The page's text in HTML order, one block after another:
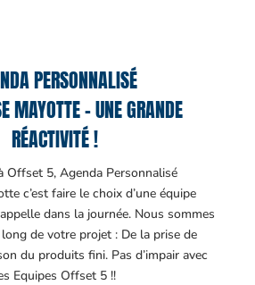
PERSONNALISÉ
MAYOTTE – UNE GRANDE
RÉACTIVITÉ !
Offset 5, Agenda Personnalisé
c’est faire le choix d’une équipe
dans la journée. Nous sommes
de votre projet : De la prise de
du produits fini. Pas d’impair avec
Equipes Offset 5 !!